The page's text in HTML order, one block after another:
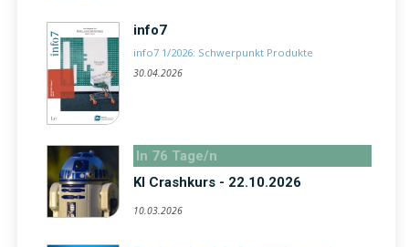
info7
info7 1/2026: Schwerpunkt Produkte
30.04.2026
In 76 Tage/n
KI Crashkurs - 22.10.2026
10.03.2026